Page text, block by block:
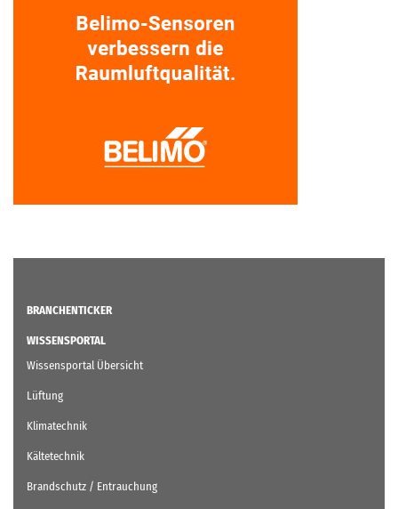
BRANCHENTICKER
WISSENSPORTAL
Wissensportal Übersicht
Lüftung
Klimatechnik
Kältetechnik
Brandschutz / Entrauchung